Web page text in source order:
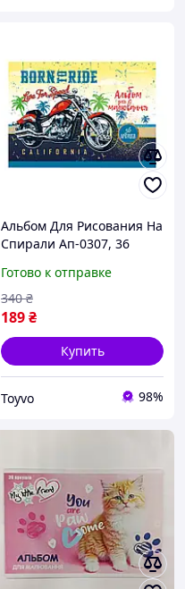
Альбом Для Рисования На
Спирали Ап-0307, 36
Альбом Для Малювання
На Спіралі Ап-0307, 36
Аркушів (вид 1)
Готово к отправке
189₴
340 ₴
Купить
Toyvo 98%